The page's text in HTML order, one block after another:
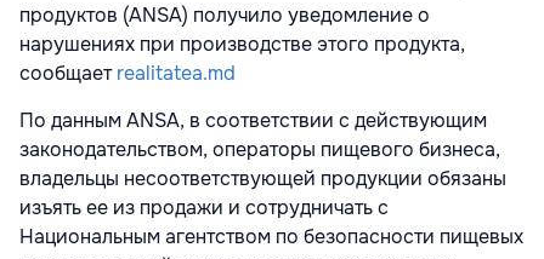
продуктов (ANSA) получило уведомление о
нарушениях при производстве этого продукта,
сообщаетrealitatea.md
По данным ANSA, в соответствии с действующим
законодательством, операторы пищевого бизнеса,
владельцы несоответствующей продукции обязаны
изъять ее из продажи и сотрудничать с
Национальным агентством по безопасности пищевых